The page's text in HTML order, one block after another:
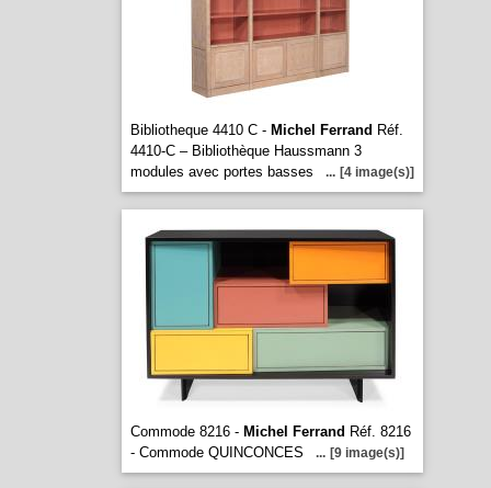
Bibliotheque 4410 C - Michel Ferrand Réf.
4410-C – Bibliothèque Haussmann 3
modules avec portes basses
... [4 image(s)]
Commode 8216 - Michel Ferrand Réf. 8216
- Commode QUINCONCES
... [9 image(s)]